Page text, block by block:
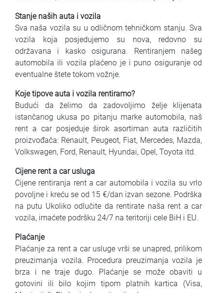
Stanje naših auta i vozila
Sva naša vozila su u odličnom tehničkom stanju. Sva
vozila koja posjedujemo su nova, redovno su
održavana i kasko osigurana. Rentiranjem našeg
automobila ili vozila plaćeno je i puno osiguranje od
eventualne štete tokom vožnje.
Koje tipove auta i vozila rentiramo?
Budući da želimo da zadovoljimo želje klijenata
istančanog ukusa po pitanju marke automobila, naš
rent a car posjeduje širok asortiman auta različitih
proizvođača: Renault, Peugeot, Fiat, Mercedes, Mazda,
Volkswagen, Ford, Renault, Hyundai, Opel, Toyota itd.
Cijene rent a car usluga
Cijene rentiranja rent a car automobila i vozila su vrlo
povoljne i kreću se od 15 €/dan izvan sezone. Podrška
na putu Ukoliko odlučite da rentirate naša rent a car
vozila, imaćete podršku 24/7 na teritoriji cele BiH i EU.
Plaćanje
Plaćanje za rent a car usluge vrši se unapred, prilikom
preuzimanja vozila. Procedura preuzimanja vozila je
brza i ne traje dugo. Plaćanje se može obaviti u
gotovini ili bilo kojim tipom platnih kartica (Visa,